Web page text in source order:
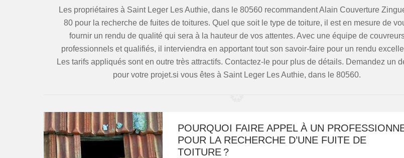
Les propriétaires à Saint Leger Les Authie, dans le 80560 recommandent Alain Couverture
80 pour la recherche de fuites de toitures. Quel que soit le type de toiture, il est en mesure de
fournir un rendu de qualité qui sera à la hauteur de vos attentes. Avec une équipe de
professionnels et qualifiés, il interviendra en apportant tout son savoir-faire pour un rendu
Les tarifs appliqués sont en outre très attractifs. Contactez-le pour plus de détails. Demandez un
pour votre projet.si vous êtes à Saint Leger Les Authie, dans le 80560.
POURQUOI FAIRE APPEL À UN
POUR LA RECHERCHE D’UNE FUITE DE
TOITURE ?